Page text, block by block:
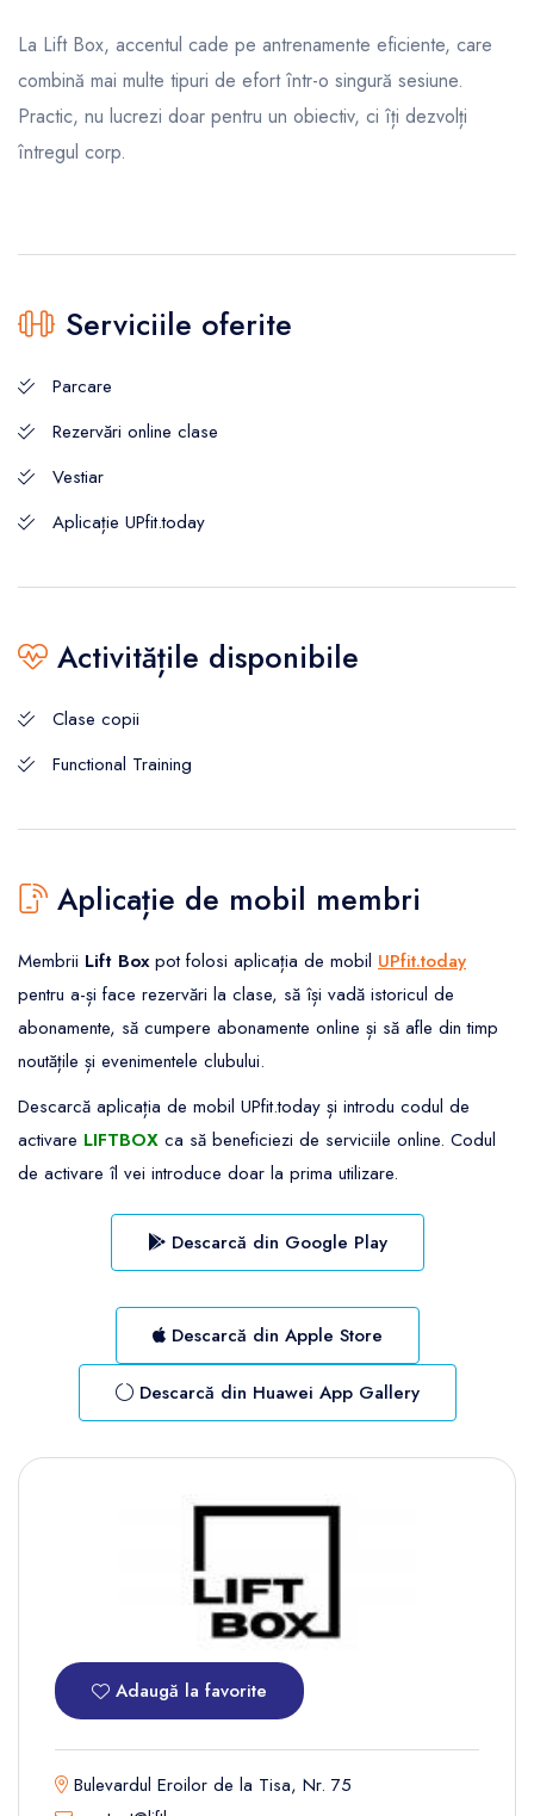
La Lift Box, accentul cade pe antrenamente eficiente, care
combină mai multe tipuri de efort într-o singură sesiune.
Practic, nu lucrezi doar pentru un obiectiv, ci îți dezvolți
întregul corp.
Serviciile oferite
Parcare
Rezervări online clase
Vestiar
Aplicație UPfit.today
Activitățile disponibile
Clase copii
Functional Training
Aplicație de mobil membri
Membrii Lift Boxpot folosi aplicația de mobil UPfit.today
pentru a-și face rezervări la clase, să își vadă istoricul de
abonamente, să cumpere abonamente online și să afle din timp
noutățile și evenimentele clubului.
Descarcă aplicația de mobil UPfit.today și introdu codul de
activare LIFTBOX ca să beneficiezi de serviciile online. Codul
de activare îl vei introduce doar la prima utilizare.
Descarcă din Google Play
Descarcă din Apple Store
Descarcă din Huawei App Gallery
Adaugă la favorite
Bulevardul Eroilor de la Tisa, Nr. 75